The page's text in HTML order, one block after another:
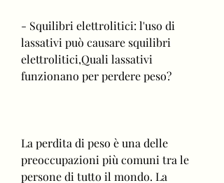
- Squilibri elettrolitici: l'uso di
lassativi può causare squilibri
elettrolitici,Quali lassativi
funzionano per perdere peso?
La perdita di peso è una delle
preoccupazioni più comuni tra le
persone di tutto il mondo. La